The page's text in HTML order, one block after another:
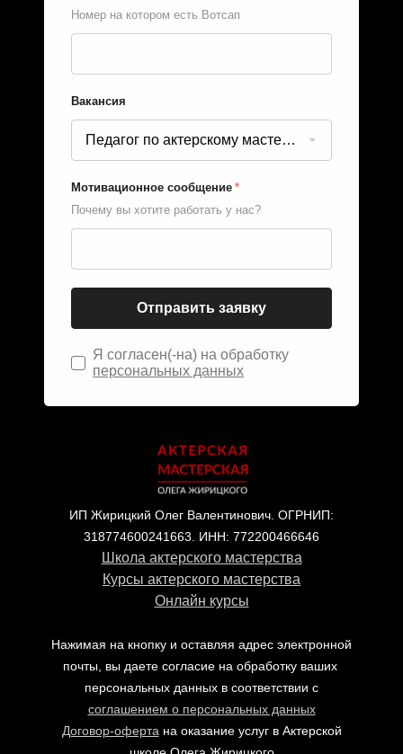
Номер на котором есть Вотсап
Вакансия
Педагог по актерскому мастерству
Мотивационное сообщение *
Почему вы хотите работать у нас?
Отправить заявку
Я согласен(-на) на обработку
персональных данных
ИП Жирицкий Олег Валентинович. ОГРНИП:
318774600241663. ИНН: 772200466646
Школа актерского мастерства
Курсы актерского мастерства
Онлайн курсы
Нажимая на кнопку и оставляя адрес электронной
почты, вы даете согласие на обработку ваших
персональных данных в соответствии с
соглашением о персональных данных
Договор-офертана оказание услуг в Актерской